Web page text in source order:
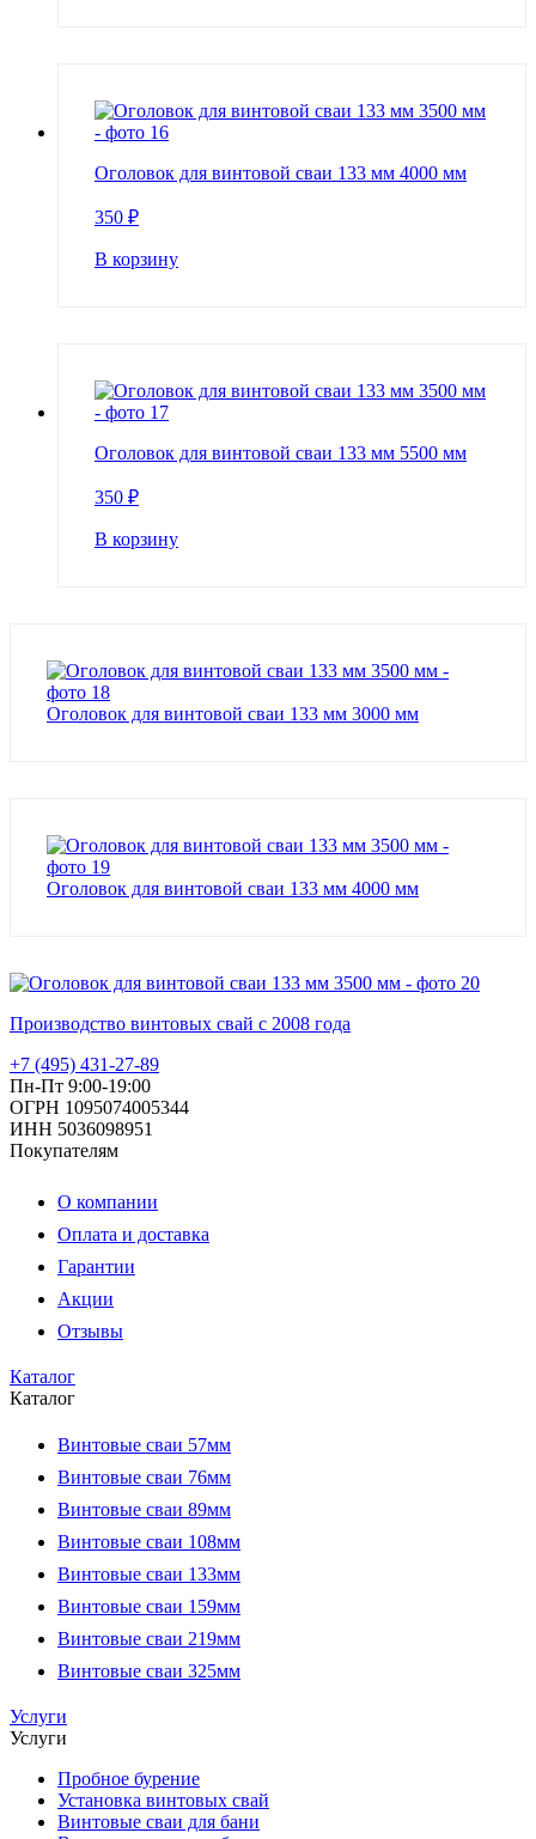
Оголовок для винтовой сваи 133 мм 4000 мм
350 ₽
В корзину
Оголовок для винтовой сваи 133 мм 5500 мм
350 ₽
В корзину
Оголовок для винтовой сваи 133 мм 3000 мм
Оголовок для винтовой сваи 133 мм 4000 мм
Производство винтовых свай с 2008 года
+7 (495) 431-27-89
Пн-Пт 9:00-19:00
ОГРН 1095074005344
ИНН 5036098951
Покупателям
О компании
Оплата и доставка
Гарантии
Акции
Отзывы
Каталог
Каталог
Винтовые сваи 57мм
Винтовые сваи 76мм
Винтовые сваи 89мм
Винтовые сваи 108мм
Винтовые сваи 133мм
Винтовые сваи 159мм
Винтовые сваи 219мм
Винтовые сваи 325мм
Услуги
Услуги
Пробное бурение
Установка винтовых свай
Винтовые сваи для бани